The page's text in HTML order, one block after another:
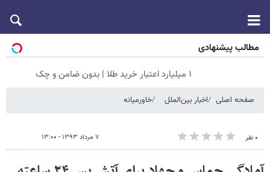
مطالب پیشنهادی
۱ میلیارد اعتبار خرید طلا | بدون ضامن و چک
صفحه اصلی اخبار بین‌الملل خاورمیانه
۰ نفر ۷ مرداد ۱۳۹۳ - ۱۳:۰۰